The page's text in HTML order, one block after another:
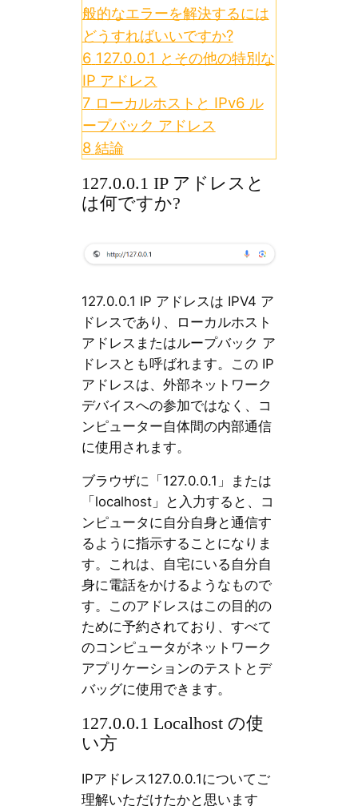
般的なエラーを解決するには
どうすればいいですか?
6 127.0.0.1 とその他の特別な
IP アドレス
7 ローカルホストと IPv6 ル
ープバック アドレス
8 結論
127.0.0.1 IP アドレスと
は何ですか?
127.0.0.1 IP アドレスは IPV4 ア
ドレスであり、ローカルホスト
アドレスまたはループバック ア
ドレスとも呼ばれます。この IP
アドレスは、外部ネットワーク
デバイスへの参加ではなく、コ
ンピューター自体間の内部通信
に使用されます。
ブラウザに「127.0.0.1」または
「localhost」と入力すると、コ
ンピュータに自分自身と通信す
るように指示することになりま
す。これは、自宅にいる自分自
身に電話をかけるようなもので
す。このアドレスはこの目的の
ために予約されており、すべて
のコンピュータがネットワーク
アプリケーションのテストとデ
バッグに使用できます。
127.0.0.1 Localhost の使
い方
IPアドレス127.0.0.1についてご
理解いただけたかと思います